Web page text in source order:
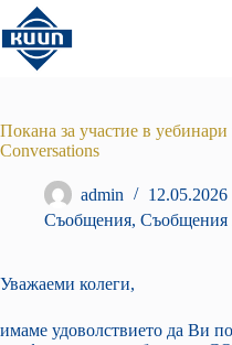
Преминаване
към
съдържанието
Покана за участие в
Conversations
admin
12.05.2026
Съобщения, Съобщения
Уважаеми колеги,
имаме удоволствието да Ви